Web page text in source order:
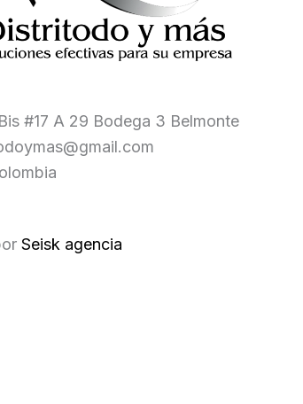
#17 A 29 Bodega 3 Belmonte
Seisk agencia